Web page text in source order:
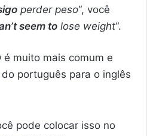
perder peso“, você
seem to lose weight“.
é muito mais comum e
português para o inglês
pode colocar isso no